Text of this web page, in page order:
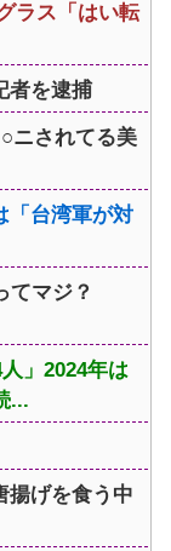
ラス「はい転
者を逮捕
ニされてる美
「台湾軍が対
てマジ？
」2024年は
...
揚げを食う中